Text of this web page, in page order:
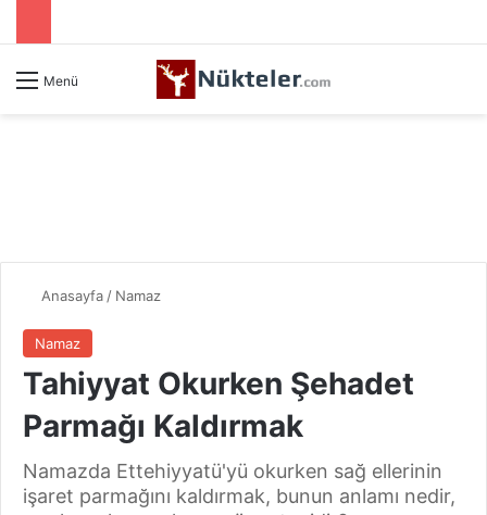
Menü
Anasayfa / Namaz
Namaz
Tahiyyat Okurken Şehadet
Parmağı Kaldırmak
Namazda Ettehiyyatü'yü okurken sağ ellerinin
işaret parmağını kaldırmak, bunun anlamı nedir,